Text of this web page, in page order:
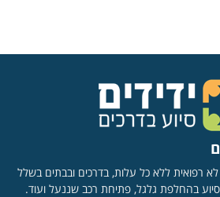
רפואית ללא כל עלות, בדרכים ובבתים בשלל
בהחלפת גלגל, פתיחת רכב שננעל ועוד.